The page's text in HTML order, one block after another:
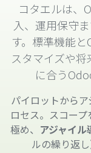
コタエルは、
入、運用保守
す。標準機能
スタマイズや
に合う
パイロットから
ロセス。スコー
極め、 アジャイル
ルの繰り返